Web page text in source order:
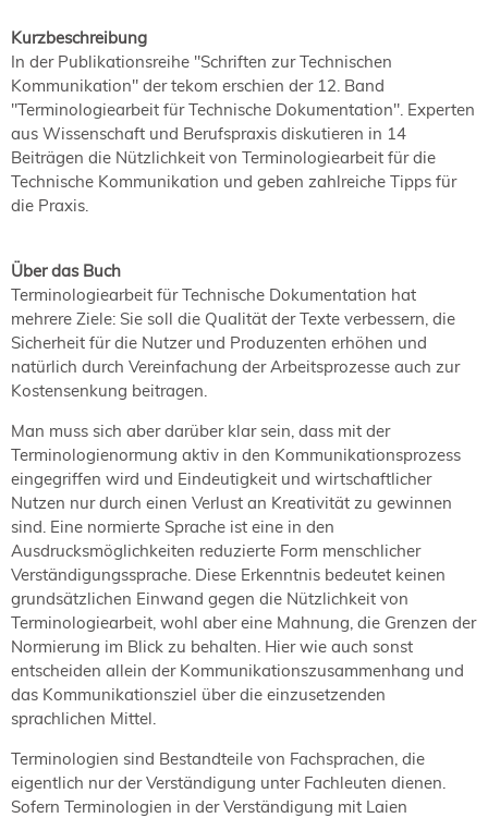
Kurzbeschreibung
In der Publikationsreihe "Schriften zur Technischen
Kommunikation" der tekom erschien der 12. Band
"Terminologiearbeit für Technische Dokumentation". Experten
aus Wissenschaft und Berufspraxis diskutieren in 14
Beiträgen die Nützlichkeit von Terminologiearbeit für die
Technische Kommunikation und geben zahlreiche Tipps für
die Praxis.
Über das Buch
Terminologiearbeit für Technische Dokumentation hat
mehrere Ziele: Sie soll die Qualität der Texte verbessern, die
Sicherheit für die Nutzer und Produzenten erhöhen und
natürlich durch Vereinfachung der Arbeitsprozesse auch zur
Kostensenkung beitragen.
Man muss sich aber darüber klar sein, dass mit der
Terminologienormung aktiv in den Kommunikationsprozess
eingegriffen wird und Eindeutigkeit und wirtschaftlicher
Nutzen nur durch einen Verlust an Kreativität zu gewinnen
sind. Eine normierte Sprache ist eine in den
Ausdrucksmöglichkeiten reduzierte Form menschlicher
Verständigungssprache. Diese Erkenntnis bedeutet keinen
grundsätzlichen Einwand gegen die Nützlichkeit von
Terminologiearbeit, wohl aber eine Mahnung, die Grenzen der
Normierung im Blick zu behalten. Hier wie auch sonst
entscheiden allein der Kommunikationszusammenhang und
das Kommunikationsziel über die einzusetzenden
sprachlichen Mittel.
Terminologien sind Bestandteile von Fachsprachen, die
eigentlich nur der Verständigung unter Fachleuten dienen.
Sofern Terminologien in der Verständigung mit Laien